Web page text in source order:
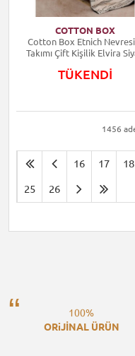
COTTON BOX
Cotton Box Etnich
Takımı Çift Kişilik Elvira
TÜKENDİ
1456
16 17 18
25 26
100%
ORiJİNAL ÜRÜN